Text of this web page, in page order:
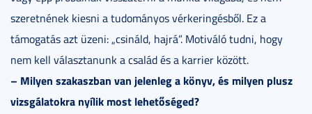
szeretnének kiesni a tudományos vérkeringésből. Ez a
támogatás azt üzeni: „csináld, hajrá”. Motiváló tudni, hogy
nem kell választanunk a család és a karrier között.
– Milyen szakaszban van jelenleg a könyv, és milyen plusz
vizsgálatokra nyílik most lehetőséged?